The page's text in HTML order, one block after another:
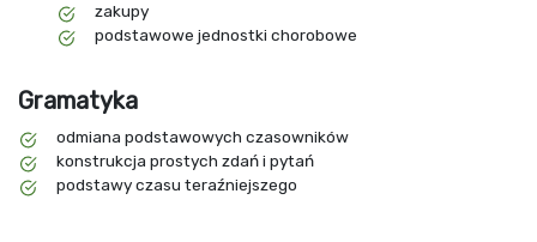
zakupy
podstawowe jednostki chorobowe
Gramatyka
odmiana podstawowych czasowników
konstrukcja prostych zdań i pytań
podstawy czasu teraźniejszego